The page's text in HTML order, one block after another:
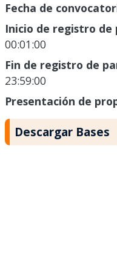
Fecha de
Inicio de registro
00:01:00
Fin de registro de
23:59:00
Presentación de
Descargar Bases